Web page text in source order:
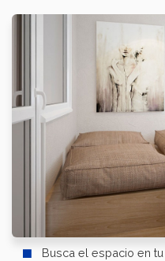
Busca el espacio en